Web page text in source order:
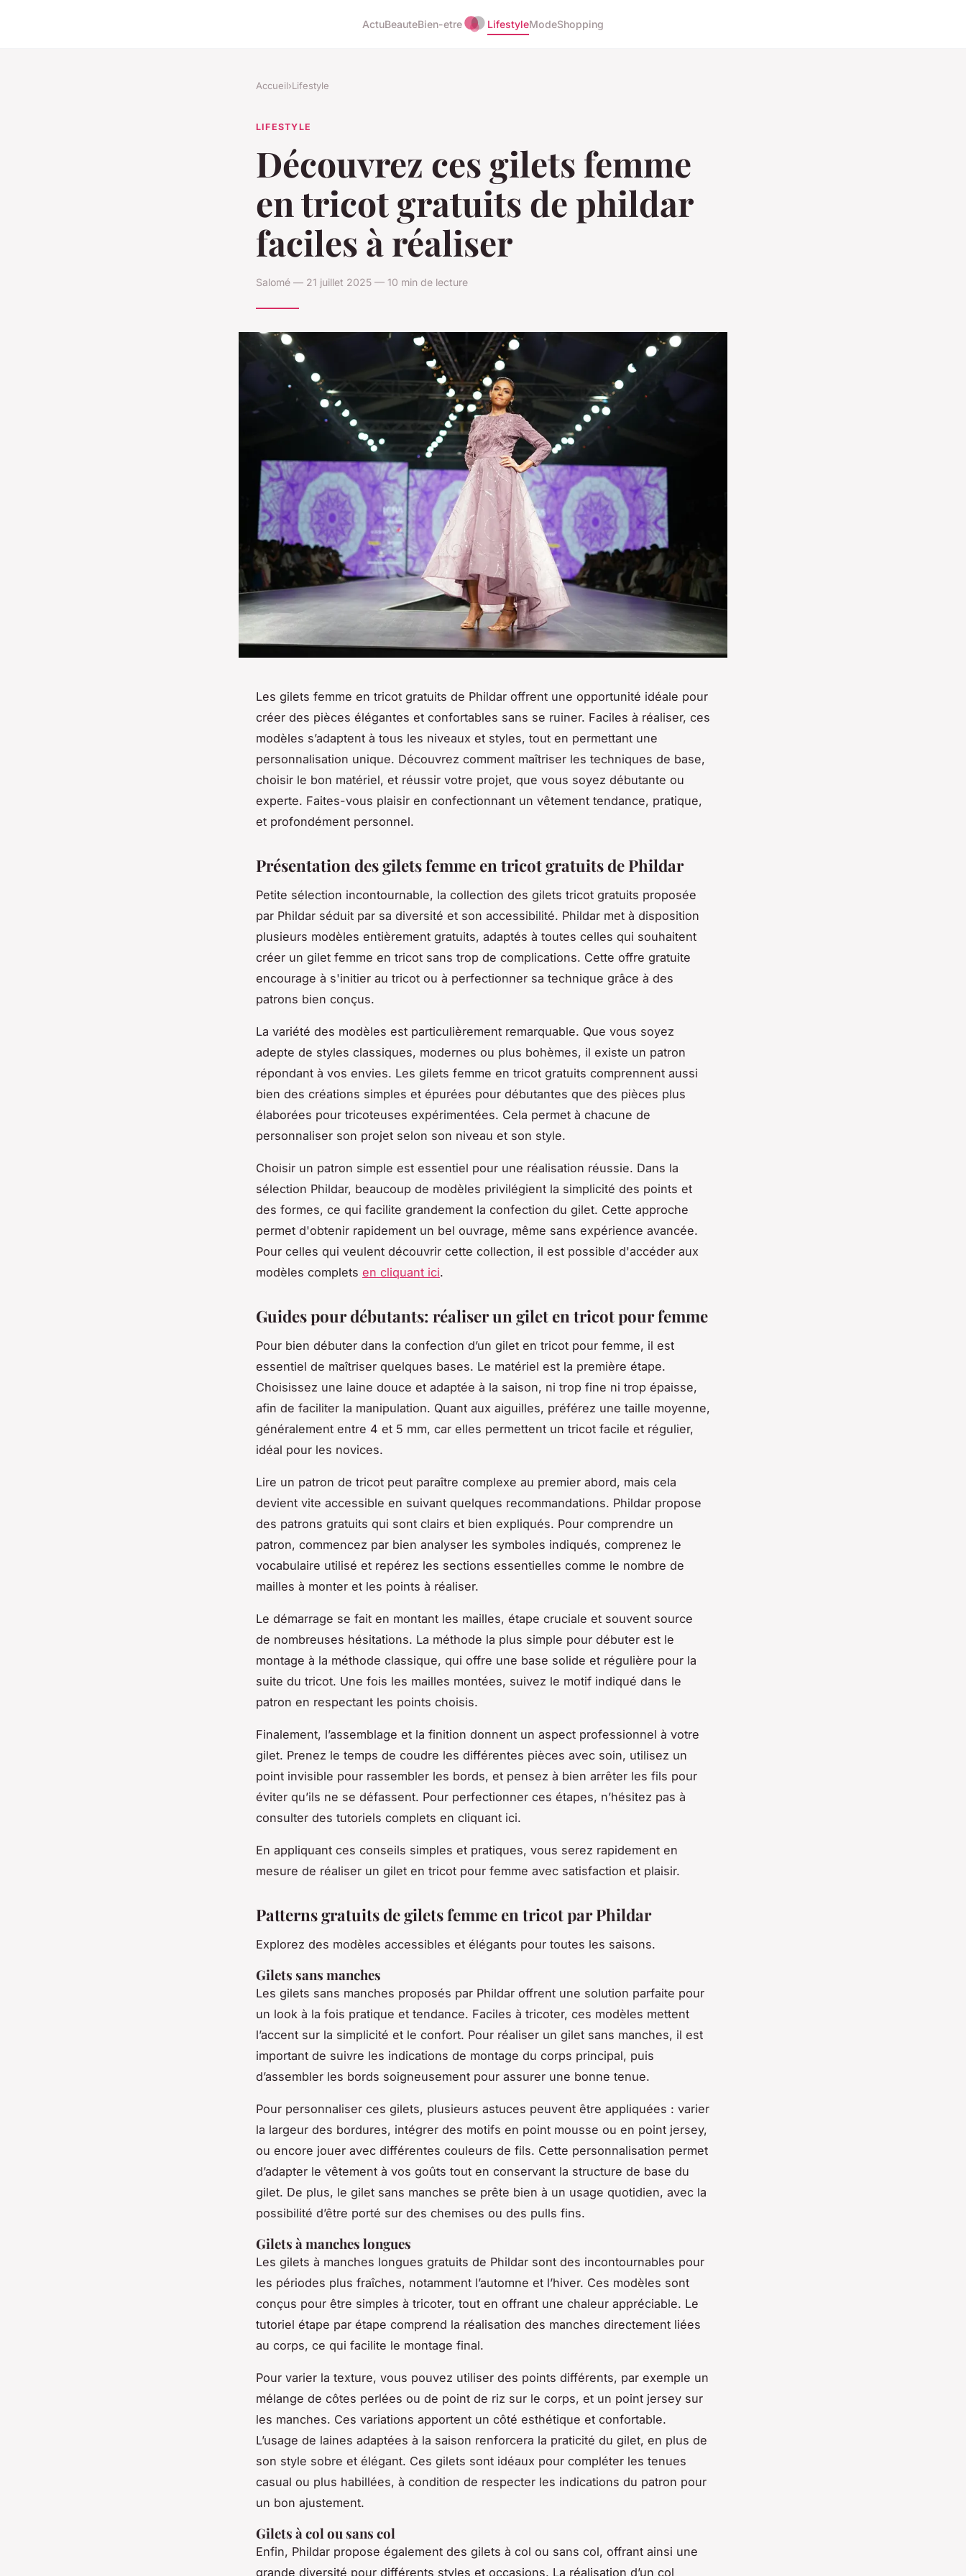
ActuBeauteBien-etre LifestyleModeShopping
Accueil›Lifestyle
LIFESTYLE
Découvrez ces gilets femme
en tricot gratuits de phildar
faciles à réaliser
Salomé — 21 juillet 2025 — 10 min de lecture
Les gilets femme en tricot gratuits de Phildar offrent une opportunité idéale pour
créer des pièces élégantes et confortables sans se ruiner. Faciles à réaliser, ces
modèles s’adaptent à tous les niveaux et styles, tout en permettant une
personnalisation unique. Découvrez comment maîtriser les techniques de base,
choisir le bon matériel, et réussir votre projet, que vous soyez débutante ou
experte. Faites-vous plaisir en confectionnant un vêtement tendance, pratique,
et profondément personnel.
Présentation des gilets femme en tricot gratuits de Phildar
Petite sélection incontournable, la collection des gilets tricot gratuits proposée
par Phildar séduit par sa diversité et son accessibilité. Phildar met à disposition
plusieurs modèles entièrement gratuits, adaptés à toutes celles qui souhaitent
créer un gilet femme en tricot sans trop de complications. Cette offre gratuite
encourage à s'initier au tricot ou à perfectionner sa technique grâce à des
patrons bien conçus.
La variété des modèles est particulièrement remarquable. Que vous soyez
adepte de styles classiques, modernes ou plus bohèmes, il existe un patron
répondant à vos envies. Les gilets femme en tricot gratuits comprennent aussi
bien des créations simples et épurées pour débutantes que des pièces plus
élaborées pour tricoteuses expérimentées. Cela permet à chacune de
personnaliser son projet selon son niveau et son style.
Choisir un patron simple est essentiel pour une réalisation réussie. Dans la
sélection Phildar, beaucoup de modèles privilégient la simplicité des points et
des formes, ce qui facilite grandement la confection du gilet. Cette approche
permet d'obtenir rapidement un bel ouvrage, même sans expérience avancée.
Pour celles qui veulent découvrir cette collection, il est possible d'accéder aux
modèles complets en cliquant ici.
Guides pour débutants: réaliser un gilet en tricot pour femme
Pour bien débuter dans la confection d’un gilet en tricot pour femme, il est
essentiel de maîtriser quelques bases. Le matériel est la première étape.
Choisissez une laine douce et adaptée à la saison, ni trop fine ni trop épaisse,
afin de faciliter la manipulation. Quant aux aiguilles, préférez une taille moyenne,
généralement entre 4 et 5 mm, car elles permettent un tricot facile et régulier,
idéal pour les novices.
Lire un patron de tricot peut paraître complexe au premier abord, mais cela
devient vite accessible en suivant quelques recommandations. Phildar propose
des patrons gratuits qui sont clairs et bien expliqués. Pour comprendre un
patron, commencez par bien analyser les symboles indiqués, comprenez le
vocabulaire utilisé et repérez les sections essentielles comme le nombre de
mailles à monter et les points à réaliser.
Le démarrage se fait en montant les mailles, étape cruciale et souvent source
de nombreuses hésitations. La méthode la plus simple pour débuter est le
montage à la méthode classique, qui offre une base solide et régulière pour la
suite du tricot. Une fois les mailles montées, suivez le motif indiqué dans le
patron en respectant les points choisis.
Finalement, l’assemblage et la finition donnent un aspect professionnel à votre
gilet. Prenez le temps de coudre les différentes pièces avec soin, utilisez un
point invisible pour rassembler les bords, et pensez à bien arrêter les fils pour
éviter qu’ils ne se défassent. Pour perfectionner ces étapes, n’hésitez pas à
consulter des tutoriels complets en cliquant ici.
En appliquant ces conseils simples et pratiques, vous serez rapidement en
mesure de réaliser un gilet en tricot pour femme avec satisfaction et plaisir.
Patterns gratuits de gilets femme en tricot par Phildar
Explorez des modèles accessibles et élégants pour toutes les saisons.
Gilets sans manches
Les gilets sans manches proposés par Phildar offrent une solution parfaite pour
un look à la fois pratique et tendance. Faciles à tricoter, ces modèles mettent
l’accent sur la simplicité et le confort. Pour réaliser un gilet sans manches, il est
important de suivre les indications de montage du corps principal, puis
d’assembler les bords soigneusement pour assurer une bonne tenue.
Pour personnaliser ces gilets, plusieurs astuces peuvent être appliquées : varier
la largeur des bordures, intégrer des motifs en point mousse ou en point jersey,
ou encore jouer avec différentes couleurs de fils. Cette personnalisation permet
d’adapter le vêtement à vos goûts tout en conservant la structure de base du
gilet. De plus, le gilet sans manches se prête bien à un usage quotidien, avec la
possibilité d’être porté sur des chemises ou des pulls fins.
Gilets à manches longues
Les gilets à manches longues gratuits de Phildar sont des incontournables pour
les périodes plus fraîches, notamment l’automne et l’hiver. Ces modèles sont
conçus pour être simples à tricoter, tout en offrant une chaleur appréciable. Le
tutoriel étape par étape comprend la réalisation des manches directement liées
au corps, ce qui facilite le montage final.
Pour varier la texture, vous pouvez utiliser des points différents, par exemple un
mélange de côtes perlées ou de point de riz sur le corps, et un point jersey sur
les manches. Ces variations apportent un côté esthétique et confortable.
L’usage de laines adaptées à la saison renforcera la praticité du gilet, en plus de
son style sobre et élégant. Ces gilets sont idéaux pour compléter les tenues
casual ou plus habillées, à condition de respecter les indications du patron pour
un bon ajustement.
Gilets à col ou sans col
Enfin, Phildar propose également des gilets à col ou sans col, offrant ainsi une
grande diversité pour différents styles et occasions. La réalisation d’un col